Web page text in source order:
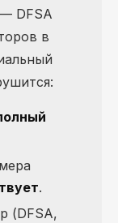
DFSA
в
.
(DFSA,